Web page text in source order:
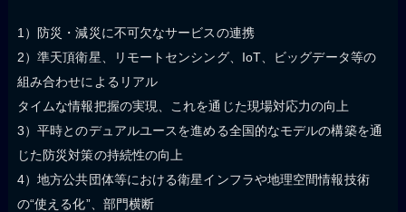
1）防災・減災に不可欠なサービスの連携
2）準天頂衛星、リモートセンシング、IoT、ビッグデータ等の
組み合わせによるリアル
タイムな情報把握の実現、これを通じた現場対応力の向上
3）平時とのデュアルユースを進める全国的なモデルの構築を通
じた防災対策の持続性の向上
4）地方公共団体等における衛星インフラや地理空間情報技術
の“使える化”、部門横断